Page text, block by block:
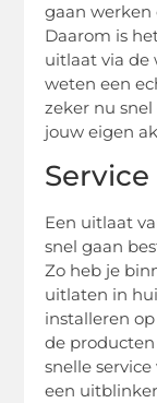
gaan werken
Daarom is
uitlaat via de
weten een
zeker nu
jouw eigen
Service
Een uitlaat
snel gaan
Zo heb je
uitlaten in
installeren
de
snelle
een